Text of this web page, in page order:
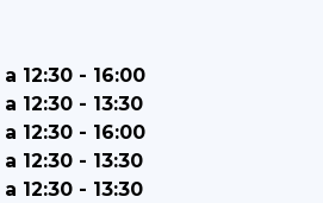
12:30 - 16:00
12:30 - 13:30
12:30 - 16:00
12:30 - 13:30
12:30 - 13:30